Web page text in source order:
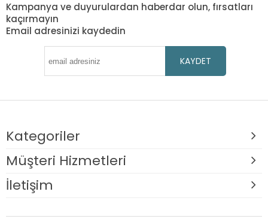
Kampanya ve duyurulardan haberdar olun, fırsatları
kaçırmayın
Email adresinizi kaydedin
KAYDET
Kategoriler
Müşteri Hizmetleri
İletişim